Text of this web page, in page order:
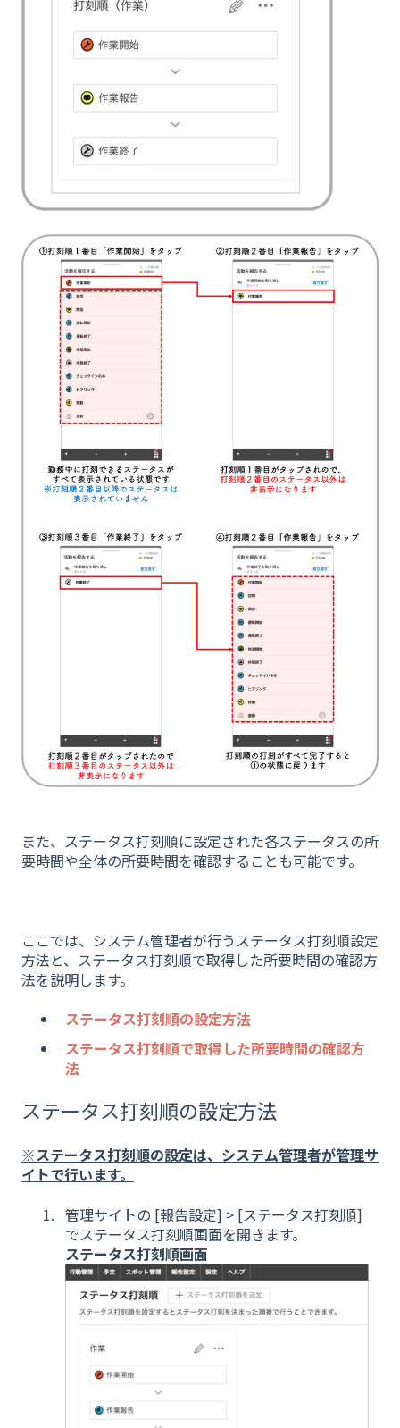
また、ステータス打刻順に設定された各ステータスの所
要時間や全体の所要時間を確認することも可能です。
ここでは、システム管理者が行うステータス打刻順設定
方法と、ステータス打刻順で取得した所要時間の確認方
法を説明します。
ステータス打刻順の設定方法
ステータス打刻順で取得した所要時間の確認方
法
ステータス打刻順の設定方法
※ステータス打刻順の設定は、システム管理者が管理サ
イトで行います。
管理サイトの [報告設定] > [ステータス打刻順]
でステータス打刻順画面を開きます。
ステータス打刻順画面